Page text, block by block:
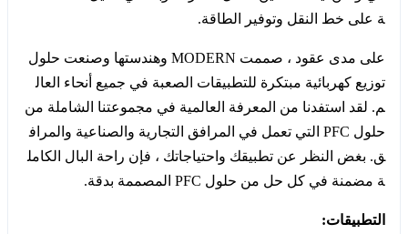
ة على خط النقل وتوفير الطاقة.
على مدى عقود ، صممت MODERN وهندستها وصنعت حلول
توزيع كهربائية مبتكرة للتطبيقات الصعبة في جميع أنحاء العال
م. لقد استفدنا من المعرفة العالمية في مجموعتنا الشاملة من
حلول PFC التي تعمل في المرافق التجارية والصناعية والمراف
ق. بغض النظر عن تطبيقك واحتياجاتك ، فإن راحة البال الكامل
ة مضمنة في كل حل من حلول PFC المصممة بدقة.
التطبيقات: